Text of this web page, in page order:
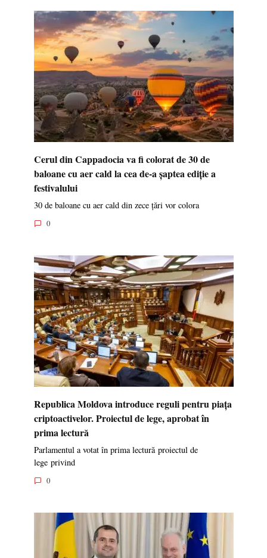
Cerul din Cappadocia va fi colorat de 30 de
baloane cu aer cald la cea de-a șaptea ediție a
festivalului
30 de baloane cu aer cald din zece țări vor colora
0
Republica Moldova introduce reguli pentru piața
criptoactivelor. Proiectul de lege, aprobat în
prima lectură
Parlamentul a votat în prima lectură proiectul de
lege privind
0